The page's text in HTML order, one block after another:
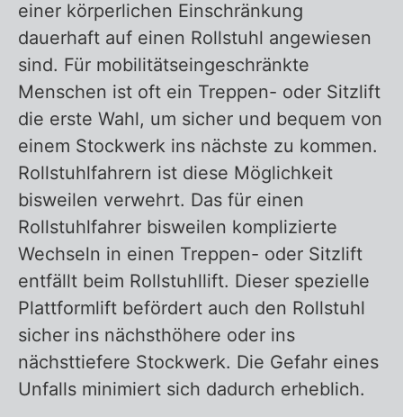
einer körperlichen Einschränkung
dauerhaft auf einen Rollstuhl angewiesen
sind. Für mobilitätseingeschränkte
Menschen ist oft ein Treppen- oder Sitzlift
die erste Wahl, um sicher und bequem von
einem Stockwerk ins nächste zu kommen.
Rollstuhlfahrern ist diese Möglichkeit
bisweilen verwehrt. Das für einen
Rollstuhlfahrer bisweilen komplizierte
Wechseln in einen Treppen- oder Sitzlift
entfällt beim Rollstuhllift. Dieser spezielle
Plattformlift befördert auch den Rollstuhl
sicher ins nächsthöhere oder ins
nächsttiefere Stockwerk. Die Gefahr eines
Unfalls minimiert sich dadurch erheblich.